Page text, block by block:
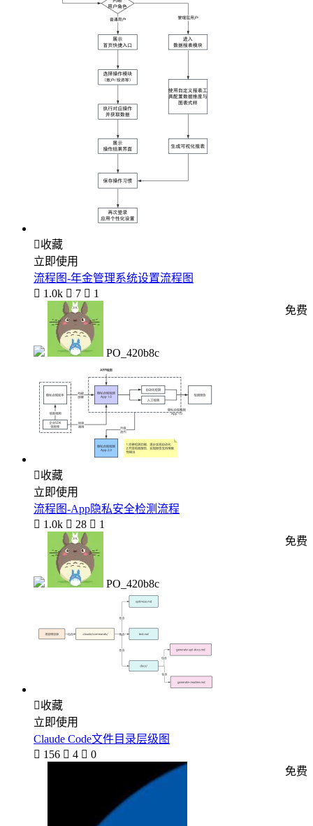
收藏
立即使用
流程图-年金管理系统设置流程图
 1.0k  7  1
PO_420b8c
免费
收藏
立即使用
流程图-App隐私安全检测流程
 1.0k  28  1
PO_420b8c
免费
收藏
立即使用
Claude Code文件目录层级图
 156  4  0
免费